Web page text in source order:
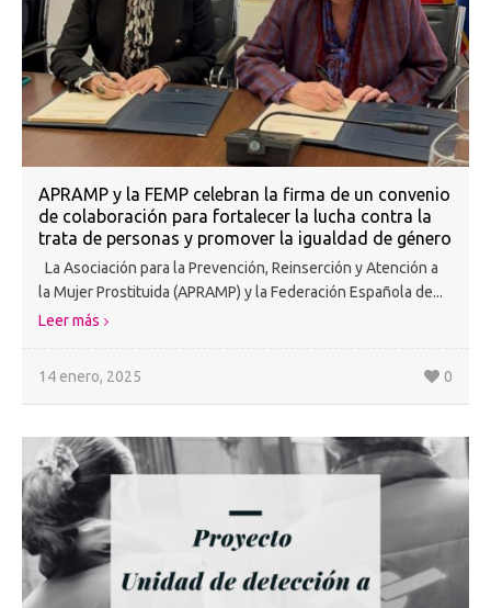
APRAMP y la FEMP celebran la firma de un convenio
de colaboración para fortalecer la lucha contra la
trata de personas y promover la igualdad de género
La Asociación para la Prevención, Reinserción y Atención a
la Mujer Prostituida (APRAMP) y la Federación Española de...
Leer más
14 enero, 2025 0